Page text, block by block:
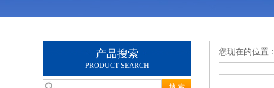
产品搜索
PRODUCT SEARCH
您现在的位置：